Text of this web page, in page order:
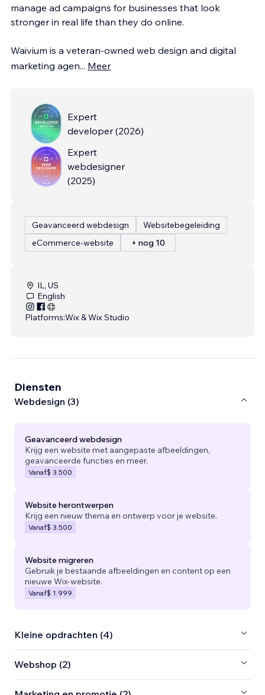
manage ad campaigns for businesses that look
stronger in real life than they do online.
Waivium is a veteran-owned web design and digital
marketing agen... Meer
Expert
developer (2026)
Expert
webdesigner
(2025)
Geavanceerd webdesign
Websitebegeleiding
eCommerce-website
+ nog 10
IL, US
English
Platforms:Wix & Wix Studio
Diensten
Webdesign (3)
Geavanceerd webdesign
Krijg een website met aangepaste afbeeldingen,
geavanceerde functies en meer.
Vanaf$ 3.500
Website herontwerpen
Krijg een nieuw thema en ontwerp voor je website.
Vanaf$ 3.500
Website migreren
Gebruik je bestaande afbeeldingen en content op een
nieuwe Wix-website.
Vanaf$ 1.999
Kleine opdrachten (4)
Webshop (2)